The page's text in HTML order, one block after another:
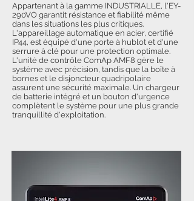
Appartenant à la gamme INDUSTRIALLE, l'EY-
290VO garantit résistance et fiabilité même
dans les situations les plus critiques.
L'appareillage automatique en acier, certifié
IP44, est équipé d'une porte à hublot et d'une
serrure à clé pour une protection optimale.
L'unité de contrôle ComAp AMF8 gère le
système avec précision, tandis que la boîte à
bornes et le disjoncteur quadripolaire
assurent une sécurité maximale. Un chargeur
de batterie intégré et un bouton d'urgence
complètent le système pour une plus grande
tranquillité d'exploitation.